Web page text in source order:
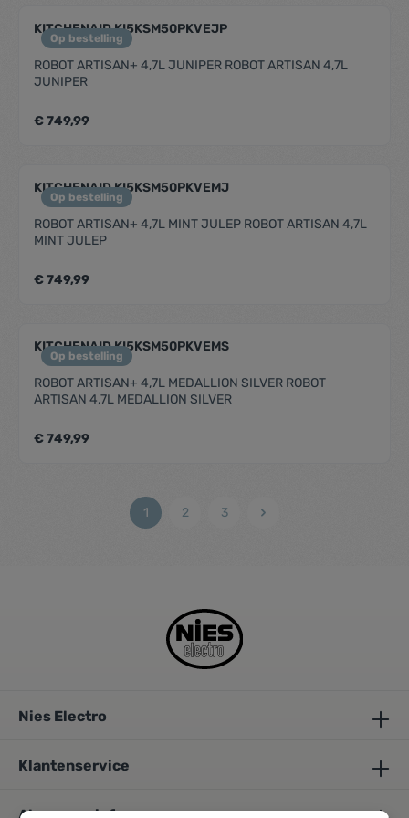
Op bestelling
KITCHENAID KI5KSM50PKVEJP
ROBOT ARTISAN+ 4,7L JUNIPER ROBOT ARTISAN 4,7L
JUNIPER
€ 749,99
Op bestelling
KITCHENAID KI5KSM50PKVEMJ
ROBOT ARTISAN+ 4,7L MINT JULEP ROBOT ARTISAN 4,7L
MINT JULEP
€ 749,99
Op bestelling
KITCHENAID KI5KSM50PKVEMS
ROBOT ARTISAN+ 4,7L MEDALLION SILVER ROBOT
ARTISAN 4,7L MEDALLION SILVER
€ 749,99
1 2 3
Nies Electro
Klantenservice
Algemene info